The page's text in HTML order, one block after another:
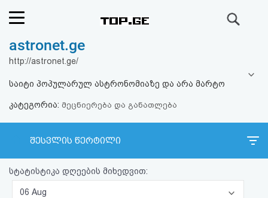
რეიტინგი
ფოსტა
კითხვა-
პასუხი
ავტორიზაცია
astronet.ge
http://astronet.ge/
საიტი პოპულარულ ასტრონომიაზე და არა მარტო
კატეგორია: მეცნიერება და განათლება
შესვლის წერტილი
სტატისტიკა დღეების მიხედვით:
06 Aug